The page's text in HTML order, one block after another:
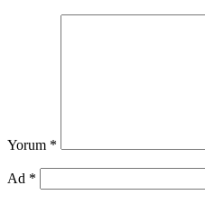
Yorum *
Ad *